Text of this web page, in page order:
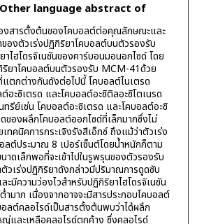
language abstract of
งสารตั้งต้นของโคบอลต์ต่อคุณลักษณะและ
องตัวเร่งปฏิกิริยาโคบอลต์บนตัวรองรับ
ไฮโดรจิเนชันของคาร์บอนมอนอกไซด์ โดย
ริยาโคบอลต์บนตัวรองรับ MCM-41ด้วย
ตกต่างกันดังต่อไปนี้ โคบอลต์ไนเตรด
อะซิเตรด และโคบอลต์อะซิติลอะซิโตเนรด
รีย์เช่น โคบอลต์อะซิเตรด และโคบอลต์อะซิ
ดของผลึกโคบอลต์ออกไซด์ที่เล็กมากซึ่งไม่
ทคนิคการกระเจิงรังสีเอ็กซ์ ถึงแม้ว่าตัวเร่ง
ลต์ประมาณ 8 เปอร์เซ็นต์โดยน้ำหนักก็ตาม
ดเล็กพอที่จะเข้าไปในรูพรุนของตัวรองรับ
วเร่งปฏิกิริยาดังกล่าวมีปริมาณการดูดซับ
ะมีความว่องไวสำหรับปฏิกิริยาไฮโดรจิเนชัน
มาก เนื่องจากอาจจะมีสารประกอบโคบอลต์
อลต์คลอไรด์เป็นสารตั้งต้นพบว่าได้ผลึก
และเหลือคลอไรด์ตกค้าง ซึ่งคลอไรด์